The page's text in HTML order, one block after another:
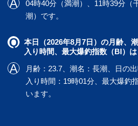
04時40分（満潮）、11時39分（
潮）です。
本日（2026年8月7日）の月齢、
入り時間、最大爆釣指数（BI）は
月齢：23.7、潮名：長潮、日の
入り時間：19時01分、最大爆釣
います。